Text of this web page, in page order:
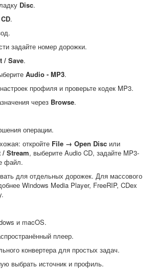
Disc.
.
задайте номер дорожки.
/ Save.
Audio - MP3.
профиля и проверьте кодек MP3.
через Browse.
операции.
откройте File → Open Disc или
/ Stream, выберите Audio CD, задайте MP3-
файл.
для отдельных дорожек. Для массового
Windows Media Player, FreeRIP, CDex
и macOS.
плеер.
конвертера для простых задач.
выбрать источник и профиль.